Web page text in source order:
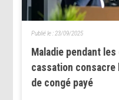
Maladie pendant
cassation consacre
de congé payé
Publié le : 23/09/2025